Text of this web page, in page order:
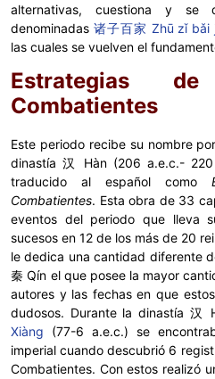
alternativas, cuestiona y se
denominadas 诸子百家 Zhū zǐ bǎi
las cuales se vuelven el
Estrategias
Combatientes
Este periodo recibe su nombre
dinastía 汉 Hàn (206 a.e.c.-
traducido al español como
Combatientes. Esta obra de 33
eventos del periodo que lleva
sucesos en 12 de los más de 20
le dedica una cantidad diferente
秦 Qín el que posee la mayor
autores y las fechas en que
dudosos. Durante la dinastía 汉
Xiàng (77-6 a.e.c.) se
imperial cuando descubrió 6
Combatientes. Con estos realizó